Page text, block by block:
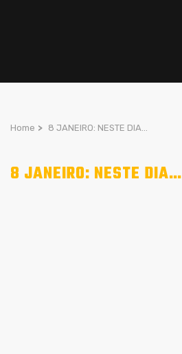
Home > 8 JANEIRO: NESTE DIA…
8 JANEIRO: NESTE DIA…